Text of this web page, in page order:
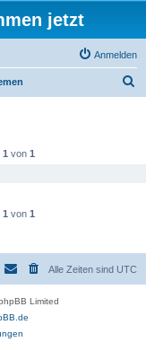
jetzt
Anmelden
1 von 1
1 von 1
Alle Zeiten sind UTC
Limited